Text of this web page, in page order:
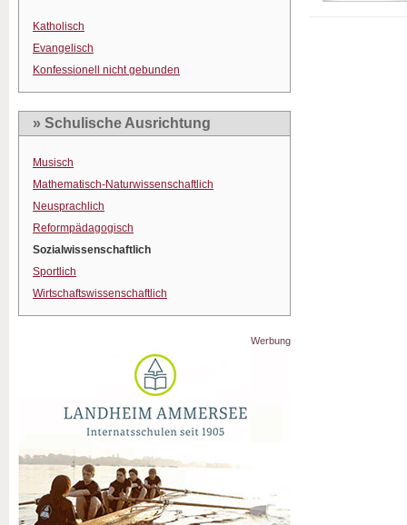
Katholisch
Evangelisch
Konfessionell nicht gebunden
» Schulische Ausrichtung
Musisch
Mathematisch-Naturwissenschaftlich
Neusprachlich
Reformpädagogisch
Sozialwissenschaftlich
Sportlich
Wirtschaftswissenschaftlich
Werbung